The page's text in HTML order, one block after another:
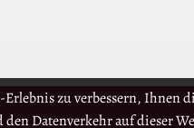
zu verbessern, Ihnen
Datenverkehr auf dieser